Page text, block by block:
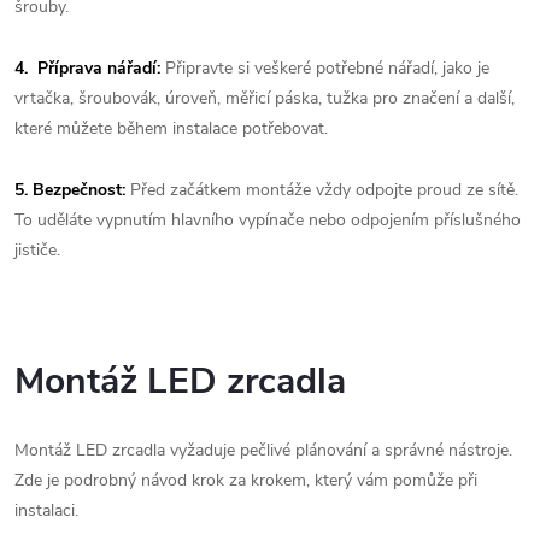
šrouby.
4. Příprava nářadí: Připravte si veškeré potřebné nářadí, jako je
vrtačka, šroubovák, úroveň, měřicí páska, tužka pro značení a další,
které můžete během instalace potřebovat.
5. Bezpečnost: Před začátkem montáže vždy odpojte proud ze sítě.
To uděláte vypnutím hlavního vypínače nebo odpojením příslušného
jističe.
Montáž LED zrcadla
Montáž LED zrcadla vyžaduje pečlivé plánování a správné nástroje.
Zde je podrobný návod krok za krokem, který vám pomůže při
instalaci.